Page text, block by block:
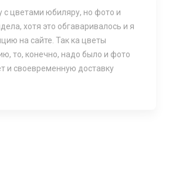
с цветами юбиляру, но фото и
хотя это обгаваривалось и я
на сайте. Так ка цветы
то, конечно, надо было и фото
и своевременную доставку